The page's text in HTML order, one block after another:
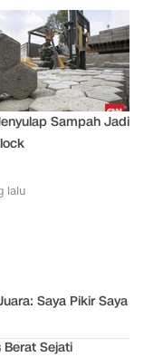
Sampah Jadi
lalu
Saya Pikir Saya
Berat Sejati